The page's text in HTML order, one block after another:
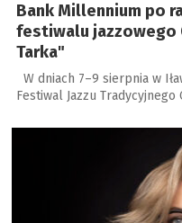
Bank Millennium po
festiwalu jazzowego
Tarka"
W dniach 7–9 sierpnia w
Festiwal Jazzu
a